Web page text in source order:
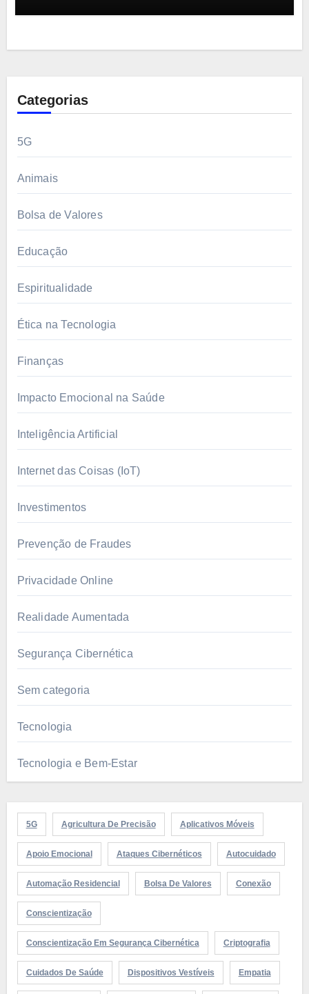
Categorias
5G
Animais
Bolsa de Valores
Educação
Espiritualidade
Ética na Tecnologia
Finanças
Impacto Emocional na Saúde
Inteligência Artificial
Internet das Coisas (IoT)
Investimentos
Prevenção de Fraudes
Privacidade Online
Realidade Aumentada
Segurança Cibernética
Sem categoria
Tecnologia
Tecnologia e Bem-Estar
5G Agricultura De Precisão Aplicativos Móveis
Apoio Emocional Ataques Cibernéticos Autocuidado
Automação Residencial Bolsa De Valores Conexão
Conscientização
Conscientização Em Segurança Cibernética Criptografia
Cuidados De Saúde Dispositivos Vestíveis Empatia